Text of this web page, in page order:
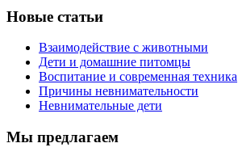
Новые статьи
Взаимодействие с животными
Дети и домашние питомцы
Воспитание и современная техника
Причины невнимательности
Невнимательные дети
Мы предлагаем